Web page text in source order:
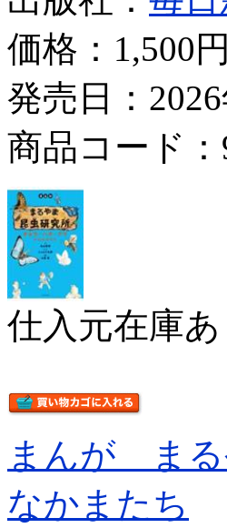
価格： 1,500円
発売日：2026
商品コード：
仕入元在庫あ
まんが まる
なかまたち